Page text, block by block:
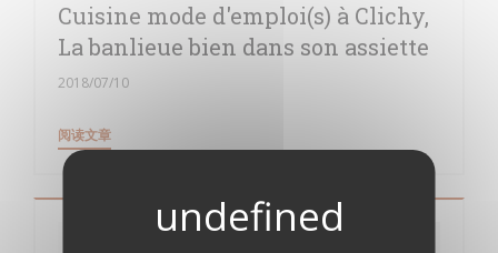
Cuisine mode d'emploi(s) à Clichy,
La banlieue bien dans son assiette
2018/07/10
阅读文章((在新窗口中打开))